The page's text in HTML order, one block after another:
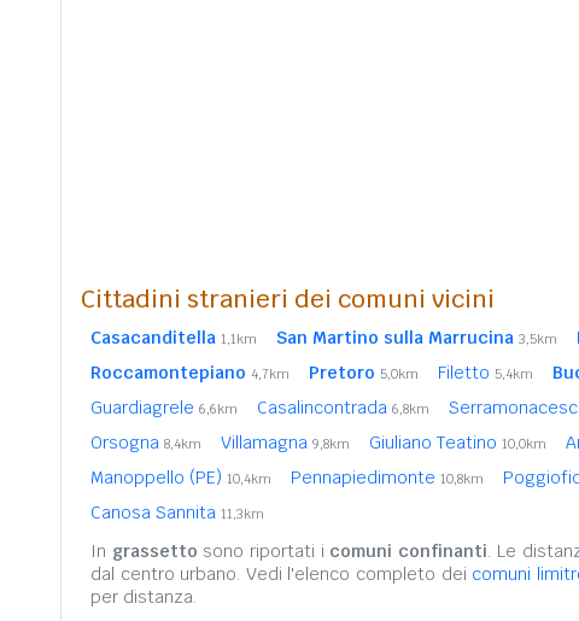
Cittadini stranieri dei comuni vicini
Casacanditella 1,1km San Martino sulla Marrucina 3,5km
Roccamontepiano 4,7km Pretoro 5,0km Filetto 5,4km
Guardiagrele 6,6km Casalincontrada 6,8km
Orsogna 8,4km Villamagna 9,8km Giuliano Teatino 10,0km
Manoppello (PE) 10,4km Pennapiedimonte 10,8km
Canosa Sannita 11,3km
In grassetto sono riportati i comuni confinanti. Le
dal centro urbano. Vedi l'elenco completo dei comuni
per distanza.